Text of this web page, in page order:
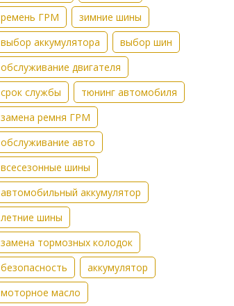
ремень ГРМ
зимние шины
выбор аккумулятора
выбор шин
обслуживание двигателя
срок службы
тюнинг автомобиля
замена ремня ГРМ
обслуживание авто
всесезонные шины
автомобильный аккумулятор
летние шины
замена тормозных колодок
безопасность
аккумулятор
моторное масло